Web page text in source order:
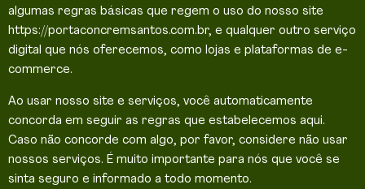
algumas regras básicas que regem o uso do nosso site
https://portaconcremsantos.com.br, e qualquer outro serviço
digital que nós oferecemos, como lojas e plataformas de e-
commerce.
Ao usar nosso site e serviços, você automaticamente
concorda em seguir as regras que estabelecemos aqui.
Caso não concorde com algo, por favor, considere não usar
nossos serviços. É muito importante para nós que você se
sinta seguro e informado a todo momento.